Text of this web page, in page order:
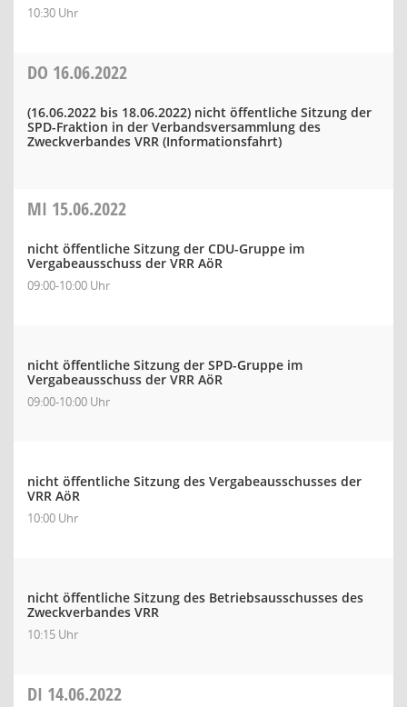
10:30 Uhr
DO 16.06.2022
(16.06.2022 bis 18.06.2022) nicht öffentliche Sitzung der
SPD-Fraktion in der Verbandsversammlung des
Zweckverbandes VRR (Informationsfahrt)
MI 15.06.2022
nicht öffentliche Sitzung der CDU-Gruppe im
Vergabeausschuss der VRR AöR
09:00-10:00 Uhr
nicht öffentliche Sitzung der SPD-Gruppe im
Vergabeausschuss der VRR AöR
09:00-10:00 Uhr
nicht öffentliche Sitzung des Vergabeausschusses der
VRR AöR
10:00 Uhr
nicht öffentliche Sitzung des Betriebsausschusses des
Zweckverbandes VRR
10:15 Uhr
DI 14.06.2022